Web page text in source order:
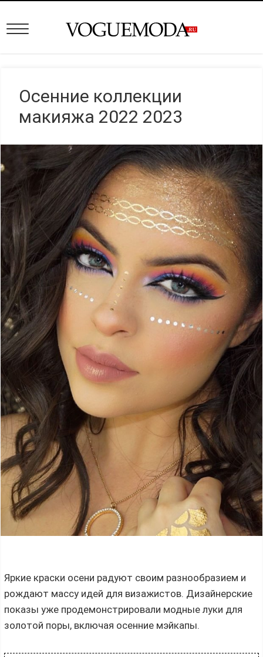
Осенние коллекции
макияжа 2022 2023
Яркие краски осени радуют своим разнообразием и
рождают массу идей для визажистов. Дизайнерские
показы уже продемонстрировали модные луки для
золотой поры, включая осенние мэйкапы.